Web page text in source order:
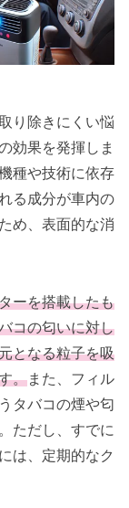
り除きにくい悩
効果を発揮しま
種や技術に依存
る成分が車内の
め、表面的な消
ーを搭載したも
コの匂いに対し
となる粒子を吸
。また、フィル
タバコの煙や匂
ただし、すでに
は、定期的なク